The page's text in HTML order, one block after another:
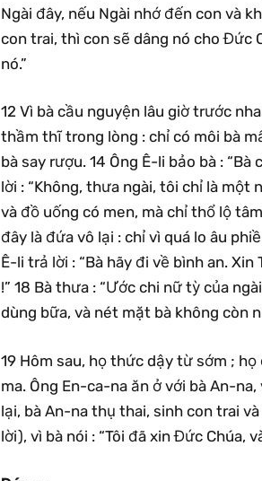
Ngài đây, nếu Ngài nhớ đến con và
con trai, thì con sẽ dâng nó cho Đức
nó.”
12 Vì bà cầu nguyện lâu giờ trước
thầm thĩ trong lòng : chỉ có môi bà
bà say rượu. 14 Ông Ê-li bảo bà :
lời : “Không, thưa ngài, tôi chỉ là một
và đồ uống có men, mà chỉ thổ lộ
đây là đứa vô lại : chỉ vì quá lo âu
Ê-li trả lời : “Bà hãy đi về bình an.
!” 18 Bà thưa : “Ước chi nữ tỳ của
dùng bữa, và nét mặt bà không còn
19 Hôm sau, họ thức dậy từ sớm ;
ma. Ông En-ca-na ăn ở với bà An-
lại, bà An-na thụ thai, sinh con trai
lời), vì bà nói : “Tôi đã xin Đức Chúa,